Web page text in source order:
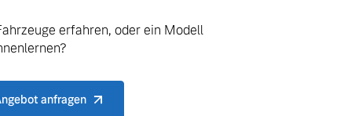
erfahren, oder ein Modell
anfragen